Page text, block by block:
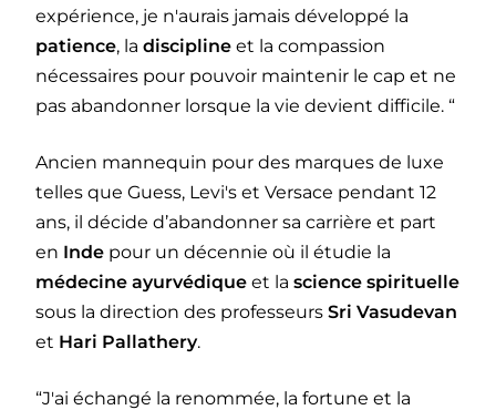
expérience, je n'aurais jamais développé la
patience, la discipline et la compassion
nécessaires pour pouvoir maintenir le cap et ne
pas abandonner lorsque la vie devient difficile. “
Ancien mannequin pour des marques de luxe
telles que Guess, Levi's et Versace pendant 12
ans, il décide d’abandonner sa carrière et part
en Inde pour un décennie où il étudie la
médecine ayurvédique et la science spirituelle
sous la direction des professeurs Sri Vasudevan
et Hari Pallathery.
“J'ai échangé la renommée, la fortune et la